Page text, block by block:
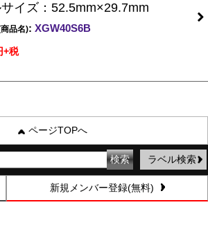
イズ：52.5mm×29.7mm
品名): XGW40S6B
+税
ページTOPへ
ラベル検索
新規メンバー登録(無料)